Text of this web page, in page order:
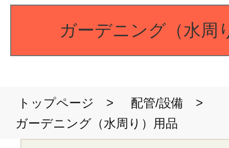
ガーデニング（水周
トップページ > 配管/設備
>
ガーデニング（水周り）用品